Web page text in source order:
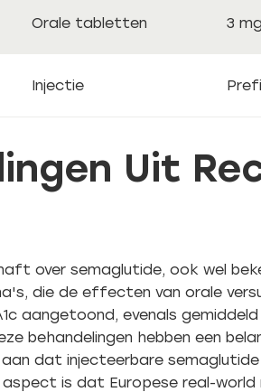
Orale tabletten 3
Injectie
Uit
over semaglutide, ook wel
die de effecten van orale
aangetoond, evenals
behandelingen hebben een
dat injecteerbare
aspect is dat Europese real-